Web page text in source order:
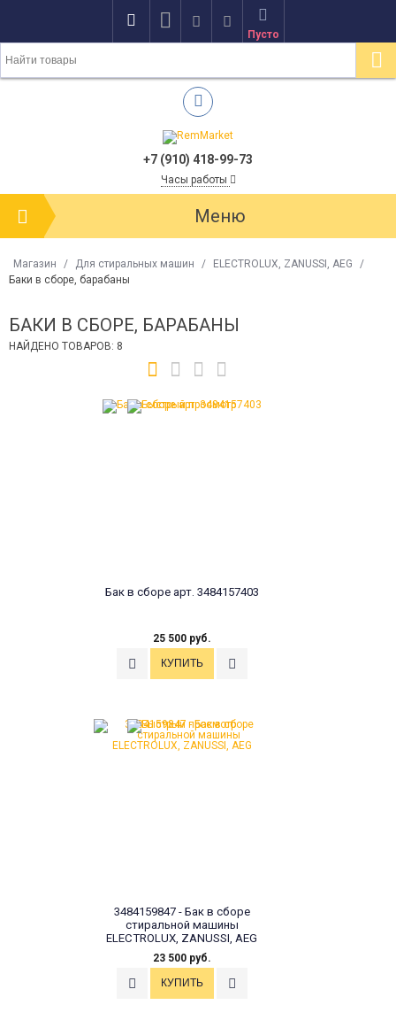
Пусто
+7 (910) 418-99-73
Часы работы
Меню
Магазин / Для стиральных машин / ELECTROLUX, ZANUSSI, AEG
/
Баки в сборе, барабаны
БАКИ В СБОРЕ, БАРАБАНЫ
НАЙДЕНО ТОВАРОВ: 8
Бак в сборе арт. 3484157403
25 500 руб.
3484159847 - Бак в сборе
стиральной машины
ELECTROLUX, ZANUSSI, AEG
23 500 руб.